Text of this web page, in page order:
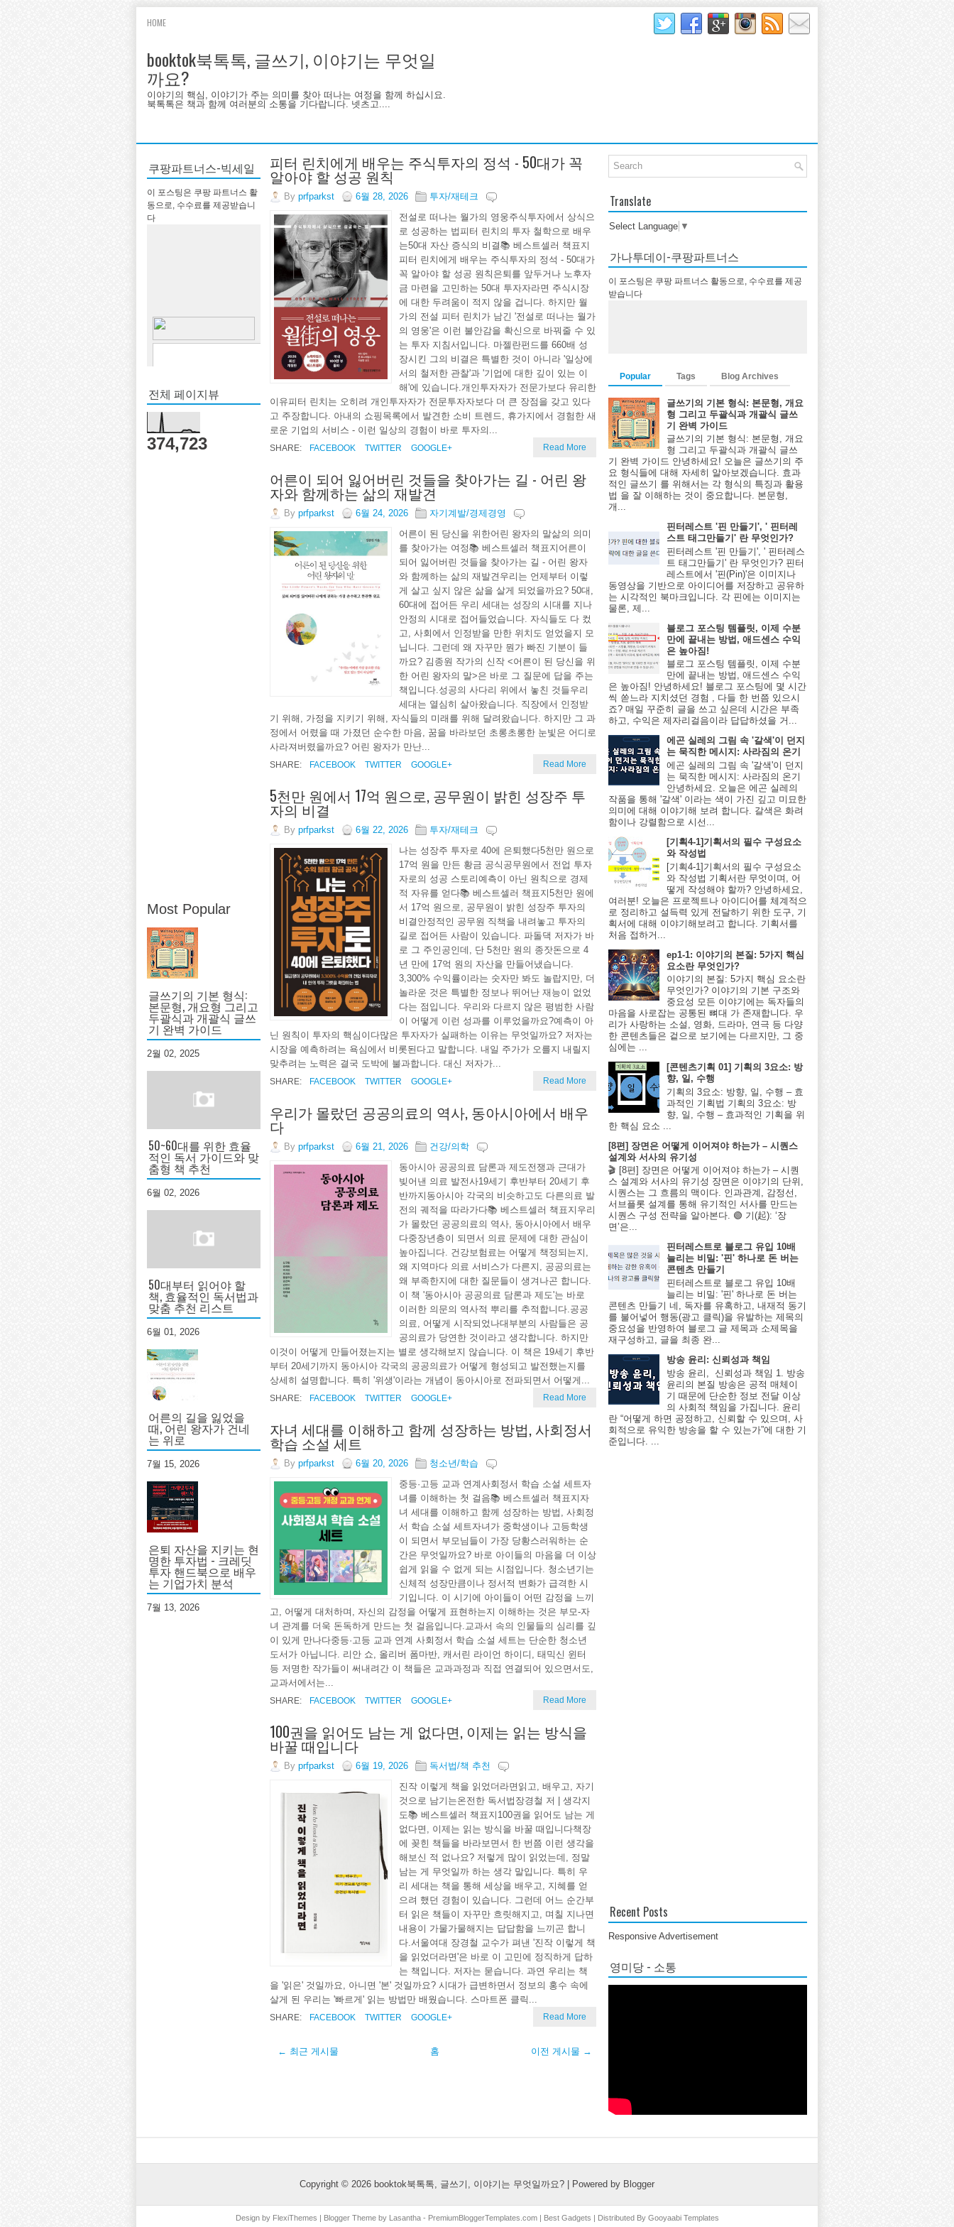
HOME
booktok북톡톡, 글쓰기, 이야기는 무엇일
까요?
이야기의 핵심, 이야기가 주는 의미를 찾아 떠나는 여정을 함께 하십시요.
북톡톡은 책과 함께 여러분의 소통을 기다랍니다. 넷츠고....
쿠팡파트너스-빅세일
이 포스팅은 쿠팡 파트너스 활
동으로, 수수료를 제공받습니
다
전체 페이지뷰
374,723
Most Popular
글쓰기의 기본 형식:
본문형, 개요형 그리고
두괄식과 개괄식 글쓰
기 완벽 가이드
2월 02, 2025
50~60대를 위한 효율
적인 독서 가이드와 맞
춤형 책 추천
6월 02, 2026
50대부터 읽어야 할
책, 효율적인 독서법과
맞춤 추천 리스트
6월 01, 2026
어른의 길을 잃었을
때, 어린 왕자가 건네
는 위로
7월 15, 2026
은퇴 자산을 지키는 현
명한 투자법 - 크레딧
투자 핸드북으로 배우
는 기업가치 분석
7월 13, 2026
피터 린치에게 배우는 주식투자의 정석 - 50대가 꼭
알아야 할 성공 원칙
By prfparkst 6월 28, 2026
투자/재테크
전설로 떠나는 월가의 영웅주식투자에서 상식으
로 성공하는 법피터 린치의 투자 철학으로 배우
는50대 자산 증식의 비결📚 베스트셀러 책표지
피터 린치에게 배우는 주식투자의 정석 - 50대가
꼭 알아야 할 성공 원칙은퇴를 앞두거나 노후자
금 마련을 고민하는 50대 투자자라면 주식시장
에 대한 두려움이 적지 않을 겁니다. 하지만 월
가의 전설 피터 린치가 남긴 '전설로 떠나는 월가
의 영웅'은 이런 불안감을 확신으로 바꿔줄 수 있
는 투자 지침서입니다. 마젤란펀드를 660배 성
장시킨 그의 비결은 특별한 것이 아니라 '일상에
서의 철저한 관찰'과 '기업에 대한 깊이 있는 이
해'에 있습니다.개인투자자가 전문가보다 유리한
이유피터 린치는 오히려 개인투자자가 전문투자자보다 더 큰 장점을 갖고 있다
고 주장합니다. 아내의 쇼핑목록에서 발견한 소비 트렌드, 휴가지에서 경험한 새
로운 기업의 서비스 - 이런 일상의 경험이 바로 투자의...
SHARE: FACEBOOK TWITTER GOOGLE+ Read More
어른이 되어 잃어버린 것들을 찾아가는 길 - 어린 왕
자와 함께하는 삶의 재발견
By prfparkst 6월 24, 2026
자기계발/경제경영
어른이 된 당신을 위한어린 왕자의 말삶의 의미
를 찾아가는 여정📚 베스트셀러 책표지어른이
되어 잃어버린 것들을 찾아가는 길 - 어린 왕자
와 함께하는 삶의 재발견우리는 언제부터 이렇
게 살고 싶지 않은 삶을 살게 되었을까요? 50대,
60대에 접어든 우리 세대는 성장의 시대를 지나
안정의 시대로 접어들었습니다. 자식들도 다 컸
고, 사회에서 인정받을 만한 위치도 얻었을지 모
닙니다. 그런데 왜 자꾸만 뭔가 빠진 기분이 들
까요? 김종원 작가의 신작 <어른이 된 당신을 위
한 어린 왕자의 말>은 바로 그 질문에 답을 주는
책입니다.성공의 사다리 위에서 놓친 것들우리
세대는 열심히 살아왔습니다. 직장에서 인정받
기 위해, 가정을 지키기 위해, 자식들의 미래를 위해 달려왔습니다. 하지만 그 과
정에서 어렸을 때 가졌던 순수한 마음, 꿈을 바라보던 초롱초롱한 눈빛은 어디로
사라져버렸을까요? 어린 왕자가 만난...
SHARE: FACEBOOK TWITTER GOOGLE+ Read More
5천만 원에서 17억 원으로, 공무원이 밝힌 성장주 투
자의 비결
By prfparkst 6월 22, 2026
투자/재테크
나는 성장주 투자로 40에 은퇴했다5천만 원으로
17억 원을 만든 황금 공식공무원에서 전업 투자
자로의 성공 스토리예측이 아닌 원칙으로 경제
적 자유를 얻다📚 베스트셀러 책표지5천만 원에
서 17억 원으로, 공무원이 밝힌 성장주 투자의
비결안정적인 공무원 직책을 내려놓고 투자의
길로 접어든 사람이 있습니다. 파돌댁 저자가 바
로 그 주인공인데, 단 5천만 원의 종잣돈으로 4
년 만에 17억 원의 자산을 만들어냈습니다.
3,300% 수익률이라는 숫자만 봐도 놀랍지만, 더
놀라운 것은 특별한 정보나 뛰어난 재능이 없었
다는 점입니다. 우리와 다르지 않은 평범한 사람
이 어떻게 이런 성과를 이루었을까요?예측이 아
닌 원칙이 투자의 핵심이다많은 투자자가 실패하는 이유는 무엇일까요? 저자는
시장을 예측하려는 욕심에서 비롯된다고 말합니다. 내일 주가가 오를지 내릴지
맞추려는 노력은 결국 도박에 불과합니다. 대신 저자가...
SHARE: FACEBOOK TWITTER GOOGLE+ Read More
우리가 몰랐던 공공의료의 역사, 동아시아에서 배우
다
By prfparkst 6월 21, 2026
건강/의학
동아시아 공공의료 담론과 제도전쟁과 근대가
빚어낸 의료 발전사19세기 후반부터 20세기 후
반까지동아시아 각국의 비슷하고도 다른의료 발
전의 궤적을 따라가다📚 베스트셀러 책표지우리
가 몰랐던 공공의료의 역사, 동아시아에서 배우
다중장년층이 되면서 의료 문제에 대한 관심이
높아집니다. 건강보험료는 어떻게 책정되는지,
왜 지역마다 의료 서비스가 다른지, 공공의료는
왜 부족한지에 대한 질문들이 생겨나곤 합니다.
이 책 '동아시아 공공의료 담론과 제도'는 바로
이러한 의문의 역사적 뿌리를 추적합니다.공공
의료, 어떻게 시작되었나대부분의 사람들은 공
공의료가 당연한 것이라고 생각합니다. 하지만
이것이 어떻게 만들어졌는지는 별로 생각해보지 않습니다. 이 책은 19세기 후반
부터 20세기까지 동아시아 각국의 공공의료가 어떻게 형성되고 발전했는지를
상세히 설명합니다. 특히 '위생'이라는 개념이 동아시아로 전파되면서 어떻게...
SHARE: FACEBOOK TWITTER GOOGLE+ Read More
자녀 세대를 이해하고 함께 성장하는 방법, 사회정서
학습 소설 세트
By prfparkst 6월 20, 2026
청소년/학습
중등·고등 교과 연계사회정서 학습 소설 세트자
녀를 이해하는 첫 걸음📚 베스트셀러 책표지자
녀 세대를 이해하고 함께 성장하는 방법, 사회정
서 학습 소설 세트자녀가 중학생이나 고등학생
이 되면서 부모님들이 가장 당황스러워하는 순
간은 무엇일까요? 바로 아이들의 마음을 더 이상
쉽게 읽을 수 없게 되는 시점입니다. 청소년기는
신체적 성장만큼이나 정서적 변화가 급격한 시
기입니다. 이 시기에 아이들이 어떤 감정을 느끼
고, 어떻게 대처하며, 자신의 감정을 어떻게 표현하는지 이해하는 것은 부모-자
녀 관계를 더욱 돈독하게 만드는 첫 걸음입니다.교과서 속의 인물들의 심리를 깊
이 있게 만나다중등·고등 교과 연계 사회정서 학습 소설 세트는 단순한 청소년
도서가 아닙니다. 리안 쇼, 올리버 폼마반, 캐서린 라이언 하이디, 태믹신 윈터
등 저명한 작가들이 써내려간 이 책들은 교과과정과 직접 연결되어 있으면서도,
교과서에서는...
SHARE: FACEBOOK TWITTER GOOGLE+ Read More
100권을 읽어도 남는 게 없다면, 이제는 읽는 방식을
바꿀 때입니다
By prfparkst 6월 19, 2026
독서법/책 추천
진작 이렇게 책을 읽었더라면읽고, 배우고, 자기
것으로 남기는온전한 독서법장경철 저 | 생각지
도📚 베스트셀러 책표지100권을 읽어도 남는 게
없다면, 이제는 읽는 방식을 바꿀 때입니다책장
에 꽂힌 책들을 바라보면서 한 번쯤 이런 생각을
해보신 적 없나요? 저렇게 많이 읽었는데, 정말
남는 게 무엇일까 하는 생각 말입니다. 특히 우
리 세대는 책을 통해 세상을 배우고, 지혜를 얻
으려 했던 경험이 있습니다. 그런데 어느 순간부
터 읽은 책들이 자꾸만 흐릿해지고, 며칠 지나면
내용이 가물가물해지는 답답함을 느끼곤 합니
다.서울여대 장경철 교수가 펴낸 '진작 이렇게 책
을 읽었더라면'은 바로 이 고민에 정직하게 답하
는 책입니다. 저자는 묻습니다. 과연 우리는 책
을 '읽은' 것일까요, 아니면 '본' 것일까요? 시대가 급변하면서 정보의 홍수 속에
살게 된 우리는 '빠르게' 읽는 방법만 배웠습니다. 스마트폰 클릭...
SHARE: FACEBOOK TWITTER GOOGLE+ Read More
← 최근 게시물 이전 게시물 →
홈
Translate
Select Language ▼
가나투데이-쿠팡파트너스
이 포스팅은 쿠팡 파트너스 활동으로, 수수료를 제공
받습니다
Popular Tags Blog Archives
글쓰기의 기본 형식: 본문형, 개요
형 그리고 두괄식과 개괄식 글쓰
기 완벽 가이드
글쓰기의 기본 형식: 본문형, 개요
형 그리고 두괄식과 개괄식 글쓰
기 완벽 가이드 안녕하세요! 오늘은 글쓰기의 주
요 형식들에 대해 자세히 알아보겠습니다. 효과
적인 글쓰기 를 위해서는 각 형식의 특징과 활용
법 을 잘 이해하는 것이 중요합니다. 본문형,
개...
핀터레스트 '핀 만들기', ' 핀터레
스트 태그만들기' 란 무엇인가?
핀터레스트 '핀 만들기', ' 핀터레스
트 태그만들기' 란 무엇인가? 핀터
레스트에서 '핀(Pin)'은 이미지나
동영상을 기반으로 아이디어를 저장하고 공유하
는 시각적인 북마크입니다. 각 핀에는 이미지는
물론, 제...
블로그 포스팅 템플릿, 이제 수분
만에 끝내는 방법, 애드센스 수익
은 높아짐!
블로그 포스팅 템플릿, 이제 수분
만에 끝내는 방법, 애드센스 수익
은 높아짐! 안녕하세요! 블로그 포스팅에 몇 시간
씩 쏟느라 지치셨던 경험 , 다들 한 번쯤 있으시
죠? 매일 꾸준히 글을 쓰고 싶은데 시간은 부족
하고, 수익은 제자리걸음이라 답답하셨을 거...
에곤 실레의 그림 속 '갈색'이 던지
는 묵직한 메시지: 사라짐의 온기
에곤 실레의 그림 속 '갈색'이 던지
는 묵직한 메시지: 사라짐의 온기
안녕하세요. 오늘은 에곤 실레의
작품을 통해 '갈색' 이라는 색이 가진 깊고 미묘한
의미에 대해 이야기해 보려 합니다. 갈색은 화려
함이나 강렬함으로 시선...
[기획4-1]기획서의 필수 구성요소
와 작성법
[기획4-1]기획서의 필수 구성요소
와 작성법 기획서란 무엇이며, 어
떻게 작성해야 할까? 안녕하세요,
여러분! 오늘은 프로젝트나 아이디어를 체계적으
로 정리하고 설득력 있게 전달하기 위한 도구, 기
획서에 대해 이야기해보려고 합니다. 기획서를
처음 접하거...
ep1-1: 이야기의 본질: 5가지 핵심
요소란 무엇인가?
이야기의 본질: 5가지 핵심 요소란
무엇인가? 이야기의 기본 구조와
중요성 모든 이야기에는 독자들의
마음을 사로잡는 공통된 뼈대 가 존재합니다. 우
리가 사랑하는 소설, 영화, 드라마, 연극 등 다양
한 콘텐츠들은 겉으로 보기에는 다르지만, 그 중
심에는 ...
[콘텐츠기획 01] 기획의 3요소: 방
향, 일, 수행
기획의 3요소: 방향, 일, 수행 – 효
과적인 기획법 기획의 3요소: 방
향, 일, 수행 – 효과적인 기획을 위
한 핵심 요소 ...
[8편] 장면은 어떻게 이어져야 하는가 – 시퀀스
설계와 서사의 유기성
🎬 [8편] 장면은 어떻게 이어져야 하는가 – 시퀀
스 설계와 서사의 유기성 장면은 이야기의 단위,
시퀀스는 그 흐름의 맥이다. 인과관계, 감정선,
서브플롯 설계를 통해 유기적인 서사를 만드는
시퀀스 구성 전략을 알아본다. 🟢 기(起): ‘장
면’은...
핀터레스트로 블로그 유입 10배
늘리는 비밀: '핀' 하나로 돈 버는
콘텐츠 만들기
핀터레스트로 블로그 유입 10배
늘리는 비밀: '핀' 하나로 돈 버는
콘텐츠 만들기 네, 독자를 유혹하고, 내재적 동기
를 불어넣어 행동(광고 클릭)을 유발하는 제목의
중요성을 반영하여 블로그 글 제목과 소제목을
재구성하고, 글을 최종 완...
방송 윤리: 신뢰성과 책임
방송 윤리, 신뢰성과 책임 1. 방송
윤리의 본질 방송은 공적 매체이
기 때문에 단순한 정보 전달 이상
의 사회적 책임을 가집니다. 윤리
란 “어떻게 하면 공정하고, 신뢰할 수 있으며, 사
회적으로 유익한 방송을 할 수 있는가”에 대한 기
준입니다. ...
Recent Posts
Responsive Advertisement
영미당 - 소통
Copyright © 2026 booktok북톡톡, 글쓰기, 이야기는 무엇일까요? | Powered by Blogger
Design by FlexiThemes | Blogger Theme by Lasantha- PremiumBloggerTemplates.com| Best Gadgets | Distributed By Gooyaabi Templates